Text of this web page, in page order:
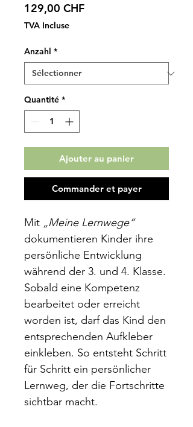
129,00 CHFPrix
TVA Incluse
Anzahl *
Quantité *
Ajouter au panier
Commander et payer
Mit „Meine Lernwege“
dokumentieren Kinder ihre
persönliche Entwicklung
während der 3. und 4. Klasse.
Sobald eine Kompetenz
bearbeitet oder erreicht
worden ist, darf das Kind den
entsprechenden Aufkleber
einkleben. So entsteht Schritt
für Schritt ein persönlicher
Lernweg, der die Fortschritte
sichtbar macht.